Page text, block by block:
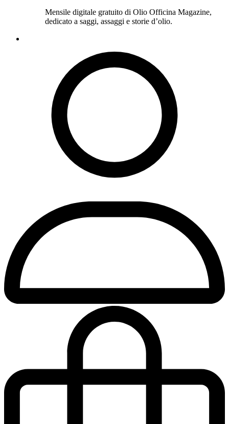
Mensile digitale gratuito di Olio Officina Magazine,
dedicato a saggi, assaggi e storie d’olio.